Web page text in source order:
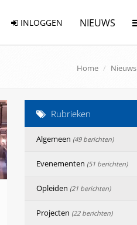
INLOGGEN NIEUWS
Home Nieuws
Rubrieken
Algemeen (49 berichten)
Evenementen (51 berichten)
Opleiden (21 berichten)
Projecten (22 berichten)